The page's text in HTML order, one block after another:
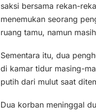
saksi bersama rekan-
menemukan seorang
ruang tamu, namun
Sementara itu, dua
di kamar tidur masing-
putih dari mulut saat
Dua korban meninggal